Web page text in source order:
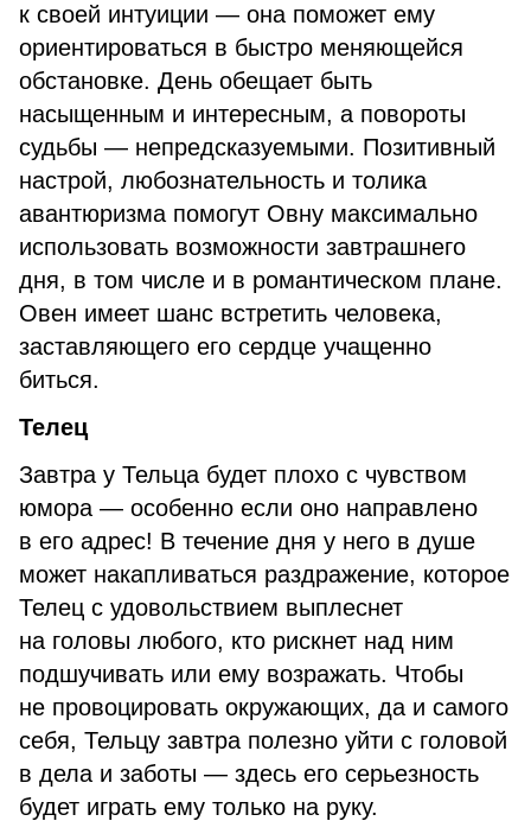
к своей интуиции — она поможет ему
ориентироваться в быстро меняющейся
обстановке. День обещает быть
насыщенным и интересным, а повороты
судьбы — непредсказуемыми. Позитивный
настрой, любознательность и толика
авантюризма помогут Овну максимально
использовать возможности завтрашнего
дня, в том числе и в романтическом плане.
Овен имеет шанс встретить человека,
заставляющего его сердце учащенно
биться.
Телец
Завтра у Тельца будет плохо с чувством
юмора — особенно если оно направлено
в его адрес! В течение дня у него в душе
может накапливаться раздражение, которое
Телец с удовольствием выплеснет
на головы любого, кто рискнет над ним
подшучивать или ему возражать. Чтобы
не провоцировать окружающих, да и самого
себя, Тельцу завтра полезно уйти с головой
в дела и заботы — здесь его серьезность
будет играть ему только на руку.